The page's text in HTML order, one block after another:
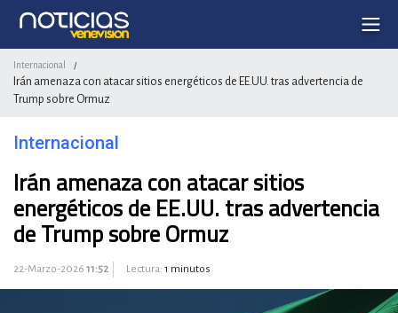
Internacional /
Irán amenaza con atacar sitios energéticos de EE.UU. tras advertencia de
Trump sobre Ormuz
Internacional
Irán amenaza con atacar sitios
energéticos de EE.UU. tras advertencia
de Trump sobre Ormuz
22-Marzo-2026 11:52 Lectura: 1 minutos